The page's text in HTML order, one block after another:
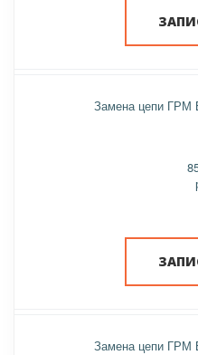
Замена цепи ГРМ
Замена цепи ГРМ